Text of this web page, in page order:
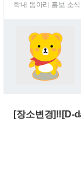
학내 동아리 홍보 소
[장소변경]‼️[D-